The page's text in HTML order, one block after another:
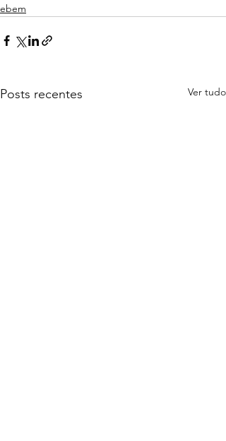
ebem
Posts recentes Ver tudo